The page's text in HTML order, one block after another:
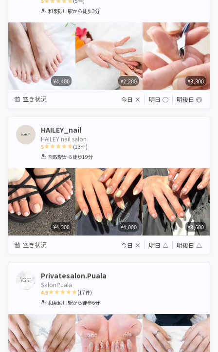
1 2 3 4 5
和泉砂川駅から徒歩3分
¥4,400 ¥2,200 ¥3,300
空き状況 今日 × 明日 ◯ 明後日 ◎
HAILEY_nail
HAILEY nail salon
5
1 2 3 4 5
(13件)
熊取駅から徒歩19分
¥4,300 ¥4,000 ¥3,600
空き状況 今日 × 明日 △ 明後日 △
Privatesalon.Puala
SalonPuala
4.9
1 2 3 4 5
(17件)
和泉砂川駅から徒歩6分